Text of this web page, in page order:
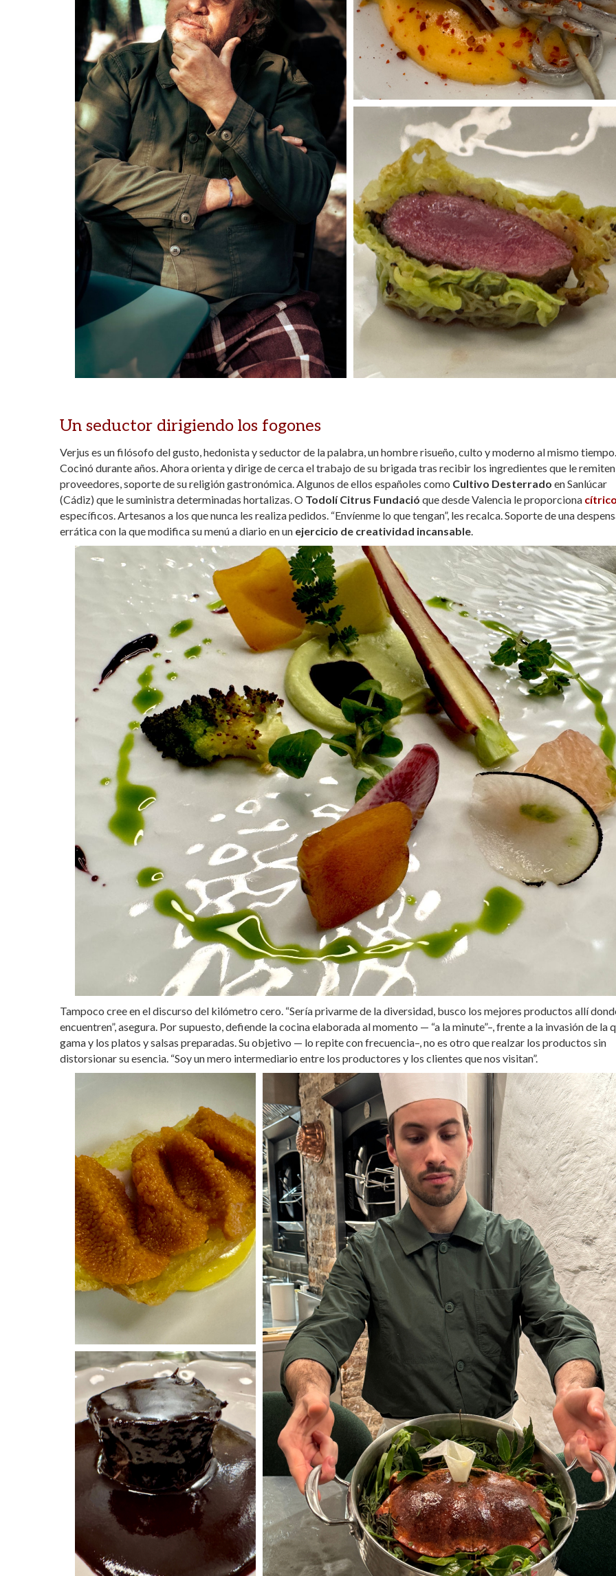
Un seductor dirigiendo los fogones
Verjus es un filósofo del gusto, hedonista y seductor de la palabra, un hombre risueño, culto y moderno al mismo tiempo.
Cocinó durante años. Ahora orienta y dirige de cerca el trabajo de su brigada tras recibir los ingredientes que le remiten
proveedores, soporte de su religión gastronómica. Algunos de ellos españoles como Cultivo Desterrado en Sanlúcar
(Cádiz) que le suministra determinadas hortalizas. O Todolí Citrus Fundació que desde Valencia le proporciona
específicos. Artesanos a los que nunca les realiza pedidos. “Envíenme lo que tengan”, les recalca. Soporte de una
errática con la que modifica su menú a diario en un ejercicio de creatividad incansable
Tampoco cree en el discurso del kilómetro cero. “Sería privarme de la diversidad, busco los mejores productos allí
encuentren”, asegura. Por supuesto, defiende la cocina elaborada al momento — “a la minute”–, frente a la invasión de la
gama y los platos y salsas preparadas. Su objetivo — lo repite con frecuencia–, no es otro que realzar los productos sin
distorsionar su esencia. “Soy un mero intermediario entre los productores y los clientes que nos visitan”.